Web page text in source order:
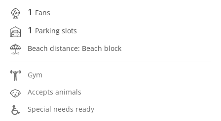
1 Fans
1 Parking slots
Beach distance: Beach block
Gym
Accepts animals
Special needs ready